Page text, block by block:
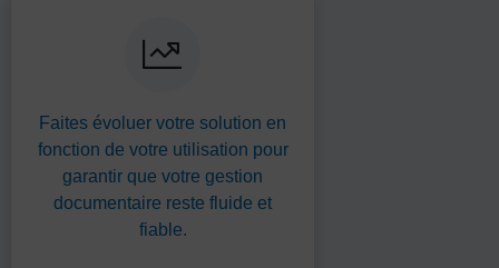
Faites évoluer votre solution en
fonction de votre utilisation pour
garantir que votre gestion
documentaire reste fluide et
fiable.